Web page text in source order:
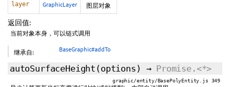
layer GraphicLayer 图层对象
返回值:
当前对象本身，可以链式调用
继承自: BaseGraphic#addTo
autoSurfaceHeight (options ) → Promise.<*>
graphic/entity/BasePolyEntity.js 349